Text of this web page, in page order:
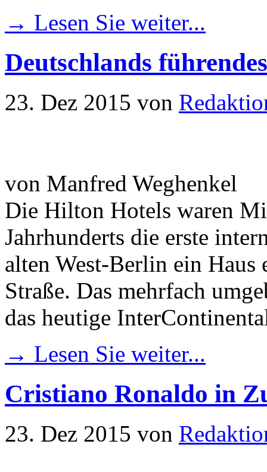
→ Lesen Sie weiter...
Deutschlands
23. Dez 2015 von
von Manfred Weghenkel
Die Hilton Hotels waren
Jahrhunderts die erste
alten West-Berlin ein Haus
Straße. Das mehrfach
das heutige
→ Lesen Sie weiter...
Cristiano Ronaldo in
23. Dez 2015 von